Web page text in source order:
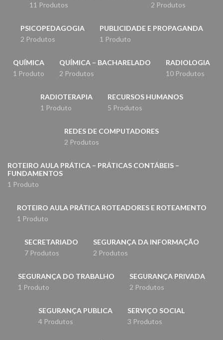
11 Produtos
2 Produtos
PSICOPEDAGOGIA
2 Produtos
PUBLICIDADE E PROPAGANDA
1 Produto
QUÍMICA
1 Produto
QUÍMICA – BACHARELADO
2 Produtos
RADIOLOGIA
10 Produtos
RADIOTERAPIA
1 Produto
RECURSOS HUMANOS
5 Produtos
REDES DE COMPUTADORES
2 Produtos
ROTEIRO AULA PRÁTICA – PRÁTICAS CONTÁBEIS –
FUNDAMENTOS
1 Produto
ROTEIRO AULA PRÁTICA ROTEADORES E ROTEAMENTO
1 Produto
SECRETARIADO
7 Produtos
SEGURANÇA DA INFORMAÇÃO
2 Produtos
SEGURANÇA DO TRABALHO
1 Produto
SEGURANÇA PRIVADA
2 Produtos
SEGURANÇA PUBLICA
4 Produtos
SERVIÇO SOCIAL
3 Produtos